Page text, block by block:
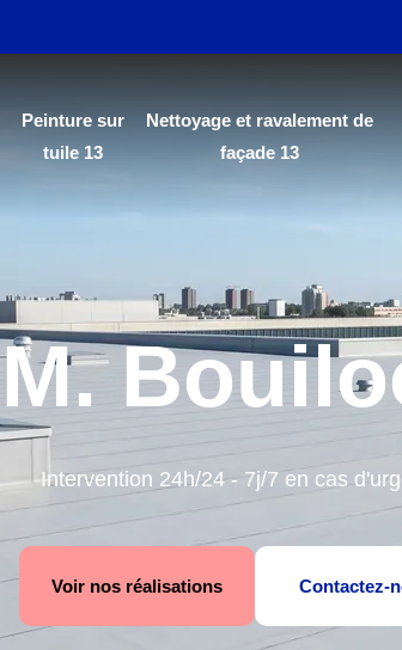
Peinture sur
tuile 13
Nettoyage et ravalement de
façade 13
M.
Intervention 24h/24 - 7j/7 en cas
Voir nos réalisations Contactez-